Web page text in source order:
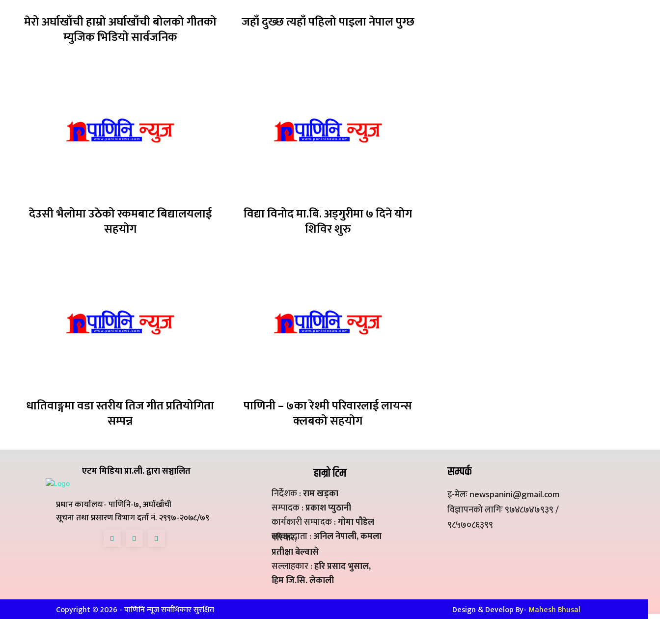
मेरो अर्घाखाँची हाम्रो अर्घाखाँची बोलको गीतको
म्युजिक भिडियो सार्वजनिक
जहाँ दुख्छ त्यहाँ पहिलो पाइला नेपाल पुग्छ
देउसी भैलोमा उठेको रकमबाट बिद्यालयलाई
सहयोग
विद्या विनोद मा.बि. अड्गुरीमा ७ दिने योग
शिविर शुरु
धातिवाङ्गमा वडा स्तरीय तिज गीत प्रतियोगिता
सम्पन्न
पाणिनी – ७का रेश्मी परिवारलाई लायन्स
क्लबको सहयोग
एटम मिडिया प्रा.ली. द्वारा सञ्चालित
प्रधान कार्यालयः- पाणिनि-७, अर्घाखाँची
सूचना तथा प्रसारण विभाग दर्ता नं. २९९७-२०७८/७९
हाम्रो टिम
निर्देशक :राम खड्का
सम्पादक :प्रकाश प्युठानी
कार्यकारी सम्पादक :गोमा पौडेल
सम्वाददाता :अनिल नेपाली, कमला
परियार,
प्रतीक्षा बेल्वासे
सल्लाहकार :हरि प्रसाद भुसाल,
हिम जि.सि. लेकाली
सम्पर्क
इ-मेलः newspanini@gmail.com
विज्ञापनको लागिः ९७४८७४७९३९ /
९८५७०८६३९९
Copyright ©2026 - पाणिनि न्यूज सर्वाधिकार सुरक्षित Design & Develop By- Mahesh Bhusal